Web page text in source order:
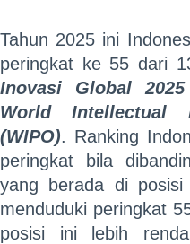
Tahun 2025 ini
peringkat ke 55 dari
Inovasi Global
World Intellectual
(WIPO). Ranking
peringkat bila
yang berada di posisi
menduduki peringkat
posisi ini lebih